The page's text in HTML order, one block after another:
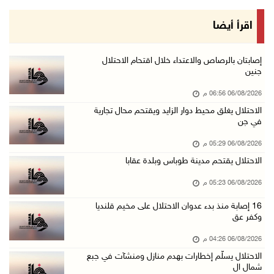
نحو 58 ألف إصابة بجدري الماء في قطاع غزة منذ ...
16 إصابة منذ بدء عدوان الاحتلال على مخيم قلند ...
06/آب/2026 04:26 م
إرهاب المستوطنين يضرب في خربة الطوبا
سلطة النقد: ارتفاع نسبة الشمول المالي في فلسط ...
"فتح": عدوان الاحتلال على مخيّم قلنديا لن ينا ...
06/آب/2026 02:28 م
اقرأ أيضا
إصابتان بالرصاص والاعتداء خلال اقتحام الاحتلال
جنين
06/08/2026 06:56 م
الاحتلال يغلق محيط دوار الزايد ويقتحم محال تجارية
في جن
06/08/2026 05:29 م
الاحتلال يقتحم مدينة طوباس وبلدة عقابا
06/08/2026 05:23 م
16 إصابة منذ بدء عدوان الاحتلال على مخيم قلنديا
وكفر عق
06/08/2026 04:26 م
الاحتلال يسلّم إخطارات بهدم منازل ومنشآت في جبع
شمال ال